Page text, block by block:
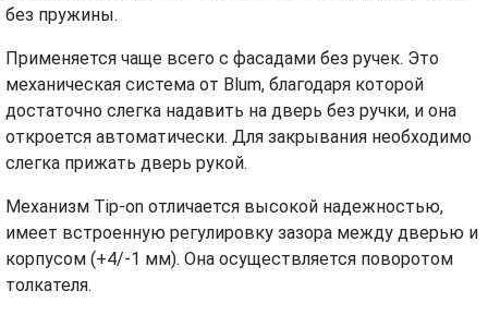
без пружины.
Применяется чаще всего с фасадами без ручек. Это
механическая система от Blum, благодаря которой
достаточно слегка надавить на дверь без ручки, и она
откроется автоматически. Для закрывания необходимо
слегка прижать дверь рукой.
Механизм Tip-on отличается высокой надежностью,
имеет встроенную регулировку зазора между дверью и
корпусом (+4/-1 мм). Она осуществляется поворотом
толкателя.